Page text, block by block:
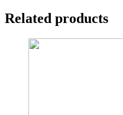
Related products